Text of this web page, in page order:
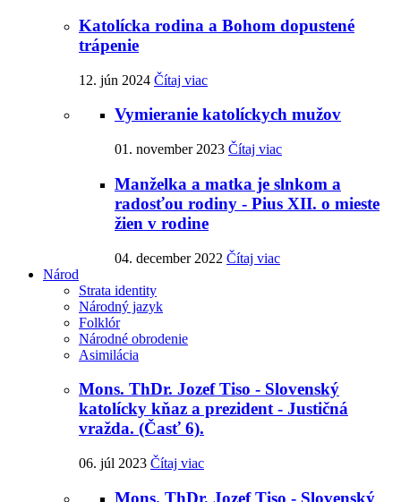
Katolícka rodina a Bohom dopustené
trápenie
12. jún 2024 Čítaj viac
Vymieranie katolíckych mužov
01. november 2023 Čítaj viac
Manželka a matka je slnkom a
radosťou rodiny - Pius XII. o mieste
žien v rodine
04. december 2022 Čítaj viac
Národ
Strata identity
Národný jazyk
Folklór
Národné obrodenie
Asimilácia
Mons. ThDr. Jozef Tiso - Slovenský
katolícky kňaz a prezident - Justičná
vražda. (Časť 6).
06. júl 2023 Čítaj viac
Mons. ThDr. Jozef Tiso - Slovenský